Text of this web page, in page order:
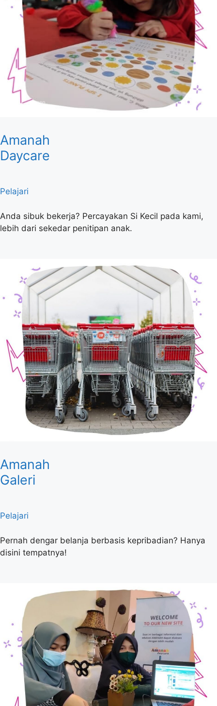
Amanah
Daycare
Pelajari
Anda sibuk bekerja? Percayakan Si Kecil pada kami,
lebih dari sekedar penitipan anak.
Amanah
Galeri
Pelajari
Pernah dengar belanja berbasis kepribadian? Hanya
disini tempatnya!